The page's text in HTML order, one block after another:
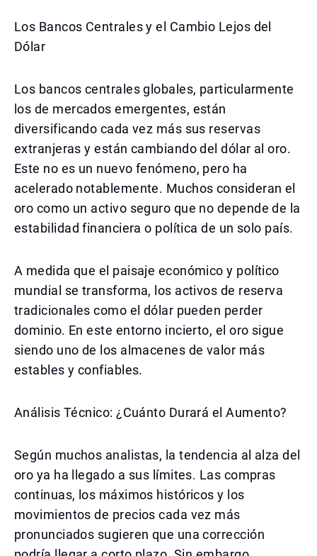
Los Bancos Centrales y el Cambio Lejos del
Dólar
Los bancos centrales globales, particularmente
los de mercados emergentes, están
diversificando cada vez más sus reservas
extranjeras y están cambiando del dólar al oro.
Este no es un nuevo fenómeno, pero ha
acelerado notablemente. Muchos consideran el
oro como un activo seguro que no depende de la
estabilidad financiera o política de un solo país.
A medida que el paisaje económico y político
mundial se transforma, los activos de reserva
tradicionales como el dólar pueden perder
dominio. En este entorno incierto, el oro sigue
siendo uno de los almacenes de valor más
estables y confiables.
Análisis Técnico: ¿Cuánto Durará el Aumento?
Según muchos analistas, la tendencia al alza del
oro ya ha llegado a sus límites. Las compras
continuas, los máximos históricos y los
movimientos de precios cada vez más
pronunciados sugieren que una corrección